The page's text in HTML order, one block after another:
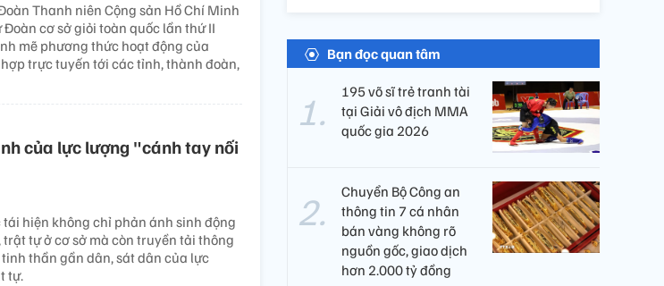
Thanh niên Cộng sản Hồ Chí Minh
cơ sở giỏi toàn quốc lần thứ II
mẽ phương thức hoạt động của
trực tuyến tới các tỉnh, thành đoàn,
của lực lượng "cánh tay nối
hiện không chỉ phản ánh sinh động
tự ở cơ sở mà còn truyền tải thông
thần gần dân, sát dân của lực
tự.
Bạn đọc quan tâm
195 võ sĩ trẻ tranh tài
tại Giải vô địch MMA
quốc gia 2026
Chuyển Bộ Công an
thông tin 7 cá nhân
bán vàng không rõ
nguồn gốc, giao dịch
hơn 2.000 tỷ đồng